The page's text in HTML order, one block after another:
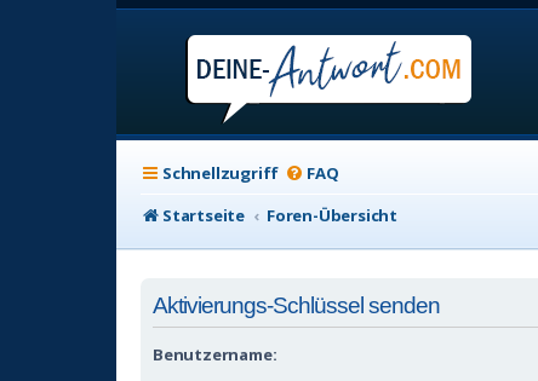
Schnellzugriff FAQ
Startseite
Foren-Übersicht
Aktivierungs-Schlüssel senden
Benutzername: